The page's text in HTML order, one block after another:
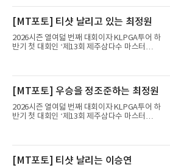
트(파72/6,767야드)에서 열리고 있다.6일 현재
1라운드 경기가 펼쳐지고 있다.최정원이 16번
홀에서 경기하고 있다.
[MT포토] 티샷 날리고 있는 최정원
2026시즌 열여덟 번째 대회이자 KLPGA투어 하
반기 첫 대회인 ‘제13회 제주삼다수 마스터
트(파72/6,767야드)에서 열리고 있다.6일 현재
1라운드 경기가 펼쳐지고 있다.최정원이 16번
홀에서 경기하고 있다.
[MT포토] 우승을 정조준하는 최정원
2026시즌 열여덟 번째 대회이자 KLPGA투어 하
반기 첫 대회인 ‘제13회 제주삼다수 마스터
트(파72/6,767야드)에서 열리고 있다.6일 현재
1라운드 경기가 펼쳐지고 있다.최정원이 16번
홀에서 경기하고 있다.
[MT포토] 티샷 날리는 이승연